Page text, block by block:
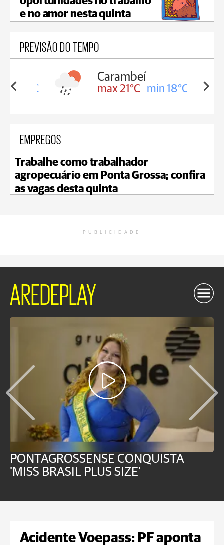
e no amor nesta quinta
PREVISÃO DO TEMPO
18°C
Carambeí
max 21°C min 18°C
EMPREGOS
Trabalhe como trabalhador
agropecuário em Ponta Grossa; confira
as vagas desta quinta
PUBLICIDADE
AREDEPLAY
PONTAGROSSENSE CONQUISTA
'MISS BRASIL PLUS SIZE'
Acidente Voepass: PF aponta